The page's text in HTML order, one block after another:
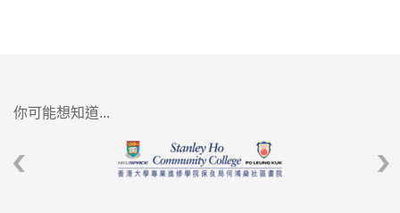
你可能想知道...